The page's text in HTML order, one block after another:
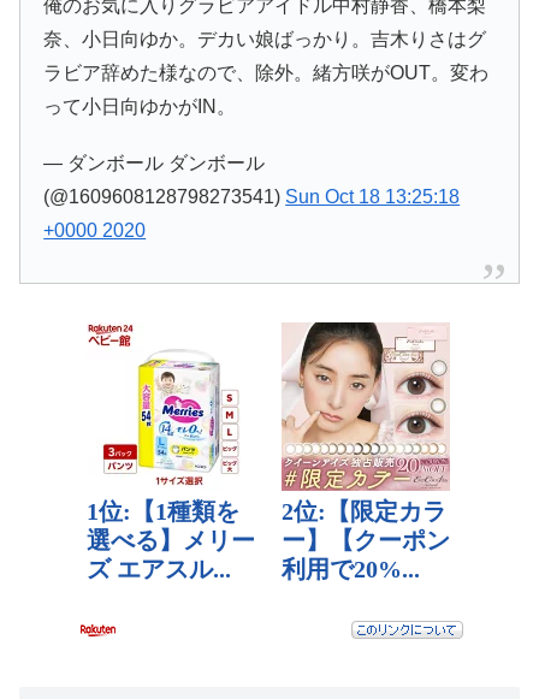
俺のお気に入りグラビアアイドル中村静香、橋本梨
奈、小日向ゆか。デカい娘ばっかり。吉木りさはグ
ラビア辞めた様なので、除外。緒方咲がOUT。変わ
って小日向ゆかがIN。
— ダンボール ダンボール
(@1609608128798273541) Sun Oct 18 13:25:18
+0000 2020